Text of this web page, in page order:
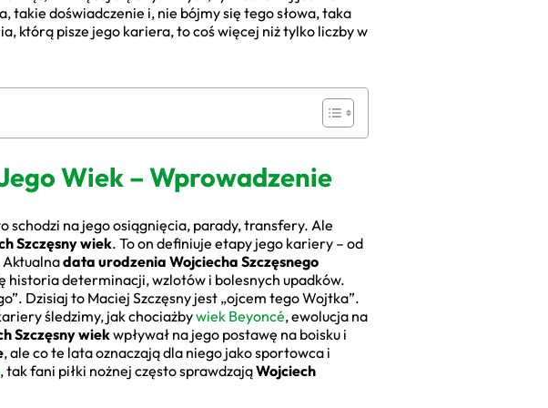
takie doświadczenie i, nie bójmy się tego słowa, taka
którą pisze jego kariera, to coś więcej niż tylko liczby w
Wiek – Wprowadzenie
schodzi na jego osiągnięcia, parady, transfery. Ale
Szczęsny wiek. To on definiuje etapy jego kariery – od
Aktualnadata urodzenia Wojciecha Szczęsnego
historia determinacji, wzlotów i bolesnych upadków.
Dzisiaj to Maciej Szczęsny jest „ojcem tego Wojtka”.
śledzimy, jak chociażbywiek Beyoncé, ewolucja na
Szczęsny wiekwpływał na jego postawę na boisku i
, ale co te lata oznaczają dla niego jako sportowca i
, tak fani piłki nożnej często sprawdzająWojciech